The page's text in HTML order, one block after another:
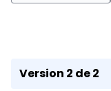
Version 2 de 2